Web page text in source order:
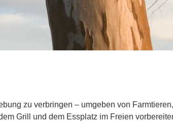
zu verbringen – umgeben von
Grill und dem Essplatz im Freien